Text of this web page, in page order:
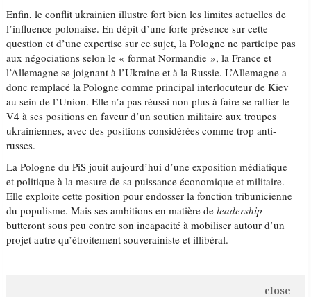
Enfin, le conflit ukrainien illustre fort bien les limites actuelles de
l’influence polonaise. En dépit d’une forte présence sur cette
question et d’une expertise sur ce sujet, la Pologne ne participe pas
aux négociations selon le « format Normandie », la France et
l’Allemagne se joignant à l’Ukraine et à la Russie. L’Allemagne a
donc remplacé la Pologne comme principal interlocuteur de Kiev
au sein de l’Union. Elle n’a pas réussi non plus à faire se rallier le
V4 à ses positions en faveur d’un soutien militaire aux troupes
ukrainiennes, avec des positions considérées comme trop anti-
russes.
La Pologne du PiS jouit aujourd’hui d’une exposition médiatique
et politique à la mesure de sa puissance économique et militaire.
Elle exploite cette position pour endosser la fonction tribunicienne
du populisme. Mais ses ambitions en matière deleadership
butteront sous peu contre son incapacité à mobiliser autour d’un
projet autre qu’étroitement souverainiste et illibéral.
close